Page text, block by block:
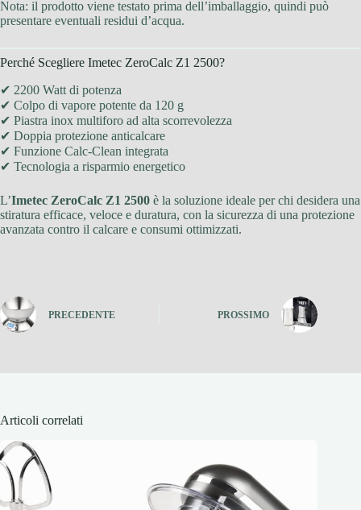
Nota: il prodotto viene testato prima dell’imballaggio, quindi può
presentare eventuali residui d’acqua.
Perché Scegliere Imetec ZeroCalc Z1 2500?
✔ 2200 Watt di potenza
✔ Colpo di vapore potente da 120 g
✔ Piastra inox multiforo ad alta scorrevolezza
✔ Doppia protezione anticalcare
✔ Funzione Calc-Clean integrata
✔ Tecnologia a risparmio energetico
L’Imetec ZeroCalc Z1 2500 è la soluzione ideale per chi desidera una
stiratura efficace, veloce e duratura, con la sicurezza di una protezione
avanzata contro il calcare e consumi ottimizzati.
PRECEDENTE PROSSIMO
Articoli correlati